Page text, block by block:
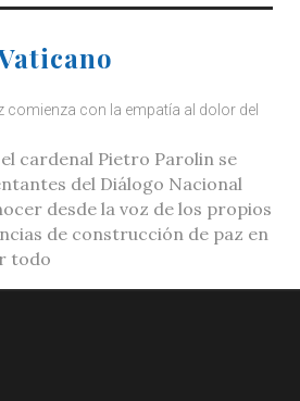
comienza con la empatía al dolor del
cardenal Pietro Parolin se
del Diálogo Nacional
desde la voz de los propios
de construcción de paz en
todo